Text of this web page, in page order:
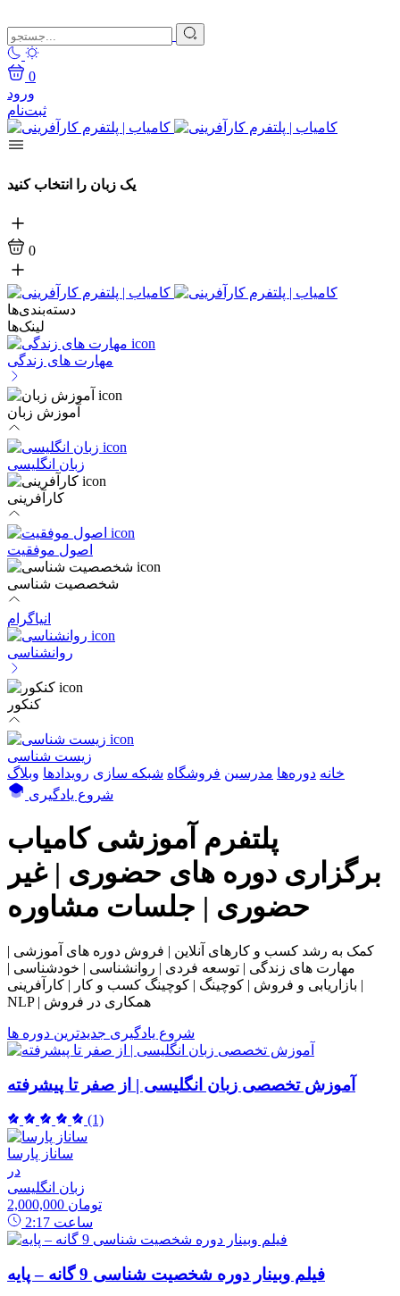
0
ورود
ثبت‌نام
یک زبان را انتخاب کنید
0
دسته‌بندی‌ها
لینک‌ها
مهارت های زندگی
آموزش زبان
زبان انگلیسی
کارآفرینی
اصول موفقیت
شخصصیت شناسی
انیاگرام
روانشناسی
کنکور
زیست شناسی
خانه دوره‌ها مدرسین فروشگاه شبکه سازی رویداد‌ها وبلاگ
شروع یادگیری
پلتفرم آموزشی کامیاب
برگزاری دوره های حضوری | غیر
حضوری | جلسات مشاوره
کمک به رشد کسب و کارهای آنلاین | فروش دوره های آموزشی |
مهارت های زندگی | توسعه فردی | روانشناسی | خودشناسی |
بازاریابی و فروش | کوچینگ | کوچینگ کسب و کار | کارآفرینی |
NLP | همکاری در فروش
شروع یادگیری جدیدترین دوره ها
آموزش تخصصی زبان انگلیسی | از صفر تا پیشرفته
(1)
ساناز پارسا
در
زبان انگلیسی
2,000,000 تومان
2:17 ساعت
فیلم وبینار دوره شخصیت شناسی 9 گانه – پایه